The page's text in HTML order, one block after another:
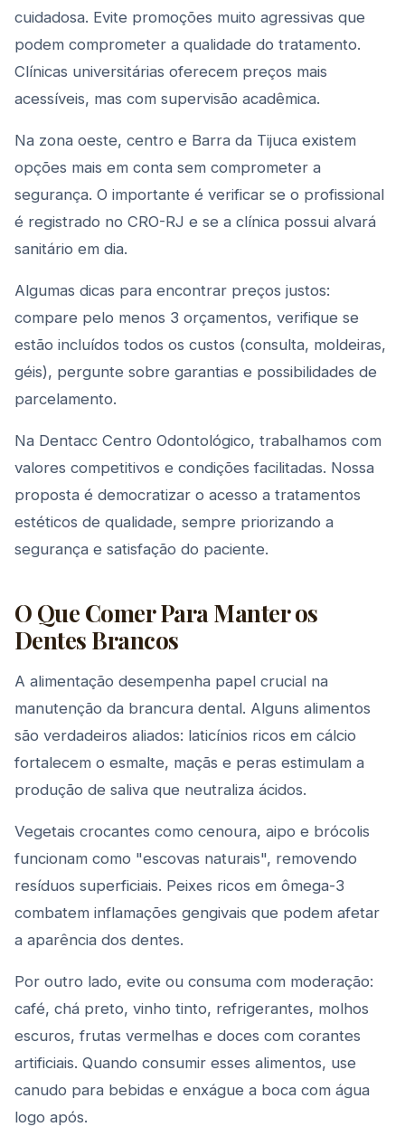
cuidadosa. Evite promoções muito agressivas que
podem comprometer a qualidade do tratamento.
Clínicas universitárias oferecem preços mais
acessíveis, mas com supervisão acadêmica.
Na zona oeste, centro e Barra da Tijuca existem
opções mais em conta sem comprometer a
segurança. O importante é verificar se o profissional
é registrado no CRO-RJ e se a clínica possui alvará
sanitário em dia.
Algumas dicas para encontrar preços justos:
compare pelo menos 3 orçamentos, verifique se
estão incluídos todos os custos (consulta, moldeiras,
géis), pergunte sobre garantias e possibilidades de
parcelamento.
Na Dentacc Centro Odontológico, trabalhamos com
valores competitivos e condições facilitadas. Nossa
proposta é democratizar o acesso a tratamentos
estéticos de qualidade, sempre priorizando a
segurança e satisfação do paciente.
O Que Comer Para Manter os
Dentes Brancos
A alimentação desempenha papel crucial na
manutenção da brancura dental. Alguns alimentos
são verdadeiros aliados: laticínios ricos em cálcio
fortalecem o esmalte, maçãs e peras estimulam a
produção de saliva que neutraliza ácidos.
Vegetais crocantes como cenoura, aipo e brócolis
funcionam como "escovas naturais", removendo
resíduos superficiais. Peixes ricos em ômega-3
combatem inflamações gengivais que podem afetar
a aparência dos dentes.
Por outro lado, evite ou consuma com moderação:
café, chá preto, vinho tinto, refrigerantes, molhos
escuros, frutas vermelhas e doces com corantes
artificiais. Quando consumir esses alimentos, use
canudo para bebidas e enxágue a boca com água
logo após.